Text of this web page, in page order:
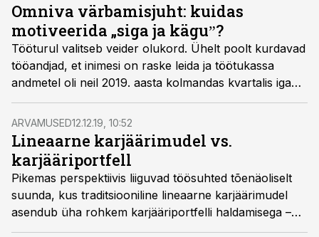
Omniva värbamisjuht: kuidas
motiveerida „siga ja käguˮ?
Tööturul valitseb veider olukord. Ühelt poolt kurdavad
tööandjad, et inimesi on raske leida ja töötukassa
andmetel oli neil 2019. aasta kolmandas kvartalis iga
päev vahendada keskmiselt 4600 töökohta. Teisalt on
uuringute kohaselt ligi 60% töötajatest avatud uutele
pakkumistele ja Eestis on umbes 31 000 registreeritud
töötut. Kuidas siis töötajad ja tööandjad omavahel
kokku ei saa?
ARVAMUSED12.12.19, 10:52
Lineaarne karjäärimudel vs.
karjääriportfell
Pikemas perspektiivis liiguvad töösuhted tõenäoliselt
suunda, kus traditsiooniline lineaarne karjäärimudel
asendub üha rohkem karjääriportfelli haldamisega –
samal ajal on ühel inimesel mitu töösuhet erinevate